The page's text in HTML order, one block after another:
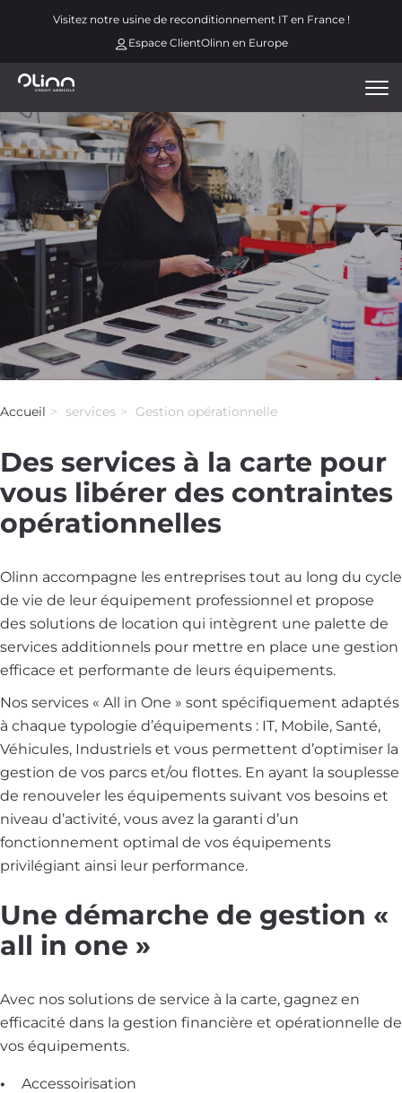
principal
MenuVisitez notre usine de reconditionnement IT en France !
Espace ClientOlinn en Europe
Image
Accueil services Gestion opérationnelle
Des services à la carte pour
vous libérer des contraintes
opérationnelles
Olinn accompagne les entreprises tout au long du cycle
de vie de leur équipement professionnel et propose
des solutions de location qui intègrent une palette de
services additionnels pour mettre en place une gestion
efficace et performante de leurs équipements.
Nos services « All in One » sont spécifiquement adaptés
à chaque typologie d’équipements : IT, Mobile, Santé,
Véhicules, Industriels et vous permettent d’optimiser la
gestion de vos parcs et/ou flottes. En ayant la souplesse
de renouveler les équipements suivant vos besoins et
niveau d’activité, vous avez la garanti d’un
fonctionnement optimal de vos équipements
privilégiant ainsi leur performance.
Une démarche de gestion «
all in one »
Avec nos solutions de service à la carte, gagnez en
efficacité dans la gestion financière et opérationnelle de
vos équipements.
Accessoirisation